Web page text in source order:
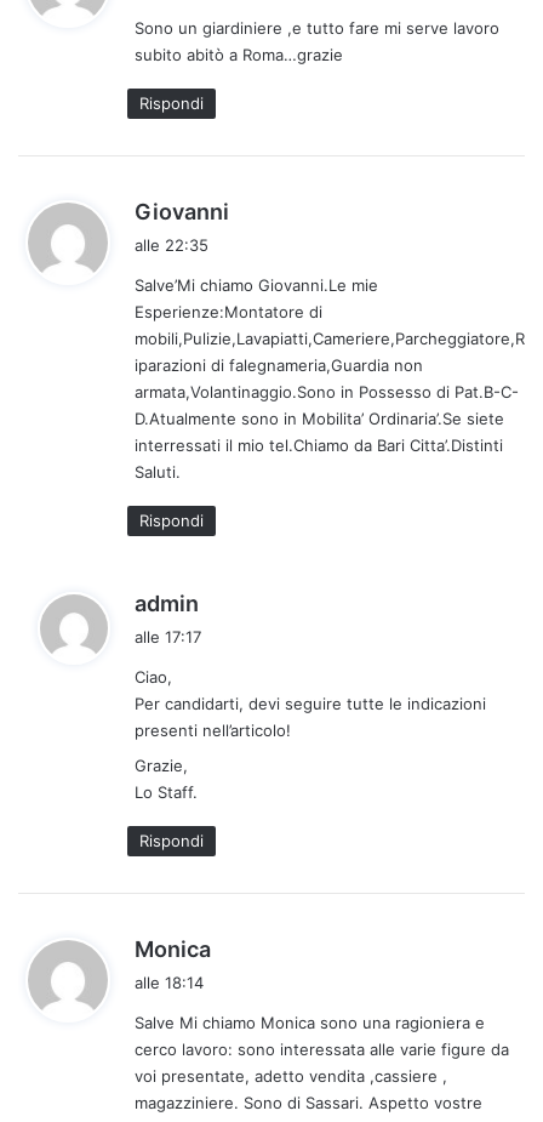
e
t
Sono un giardiniere ,e tutto fare mi serve lavoro
subito abitò a Roma…grazie
Rispondi
Giovanni
e
t
t
o
:
alle 22:35
Salve’Mi chiamo Giovanni.Le mie
Esperienze:Montatore di
mobili,Pulizie,Lavapiatti,Cameriere,Parcheggiatore,R
iparazioni di falegnameria,Guardia non
armata,Volantinaggio.Sono in Possesso di Pat.B-C-
D.Atualmente sono in Mobilita’ Ordinaria’.Se siete
interressati il mio tel.Chiamo da Bari Citta’.Distinti
Saluti.
Rispondi
admin
a
t
t
alle 17:17
Ciao,
Per candidarti, devi seguire tutte le indicazioni
presenti nell’articolo!
Grazie,
Lo Staff.
Rispondi
Monica
e
t
t
o
alle 18:14
Salve Mi chiamo Monica sono una ragioniera e
cerco lavoro: sono interessata alle varie figure da
voi presentate, adetto vendita ,cassiere ,
magazziniere. Sono di Sassari. Aspetto vostre